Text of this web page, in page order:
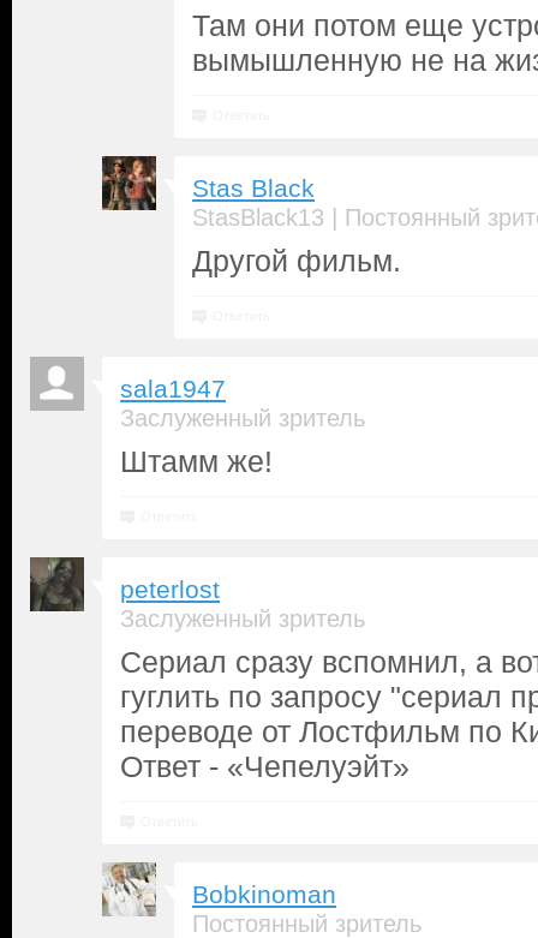
Там они потом еще
вымышленную не на
Stas Black
StasBlack13 | Постоянный
Другой фильм.
sala1947
Заслуженный зритель
Штамм же!
peterlost
Заслуженный зритель
Сериал сразу вспомнил, а
гуглить по запросу "сериал
переводе от Лостфильм по
Ответ - «Чепелуэйт»
Bobkinoman
Постоянный зритель